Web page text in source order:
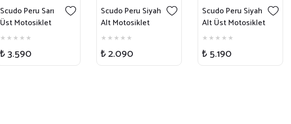
Scudo Peru Sarı
Üst Motosiklet
Yağmurluğu
₺ 3.590
Scudo Peru Siyah
Alt Motosiklet
Yağmurluğu
₺ 2.090
Scudo Peru Siyah
Alt Üst Motosiklet
Yağmurluğu
₺ 5.190